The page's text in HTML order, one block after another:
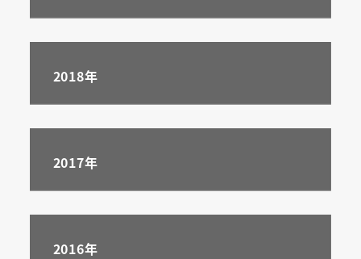
2018年
2017年
2016年